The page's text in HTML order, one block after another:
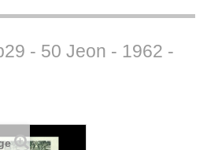
- 50 Jeon - 1962 -